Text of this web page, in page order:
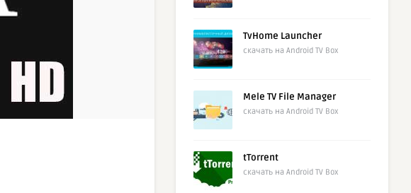
TvHome Launcher
скачать на Android TV Box
Mele TV File Manager
скачать на Android TV Box
tTorrent
скачать на Android TV Box